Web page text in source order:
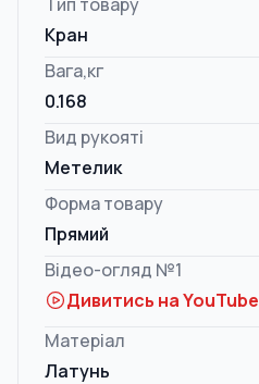
Кран
Вага,кг
0.168
Вид рукояті
Метелик
Форма товару
Прямий
Відео-огляд №1
Дивитись на YouTube
Матеріал
Латунь